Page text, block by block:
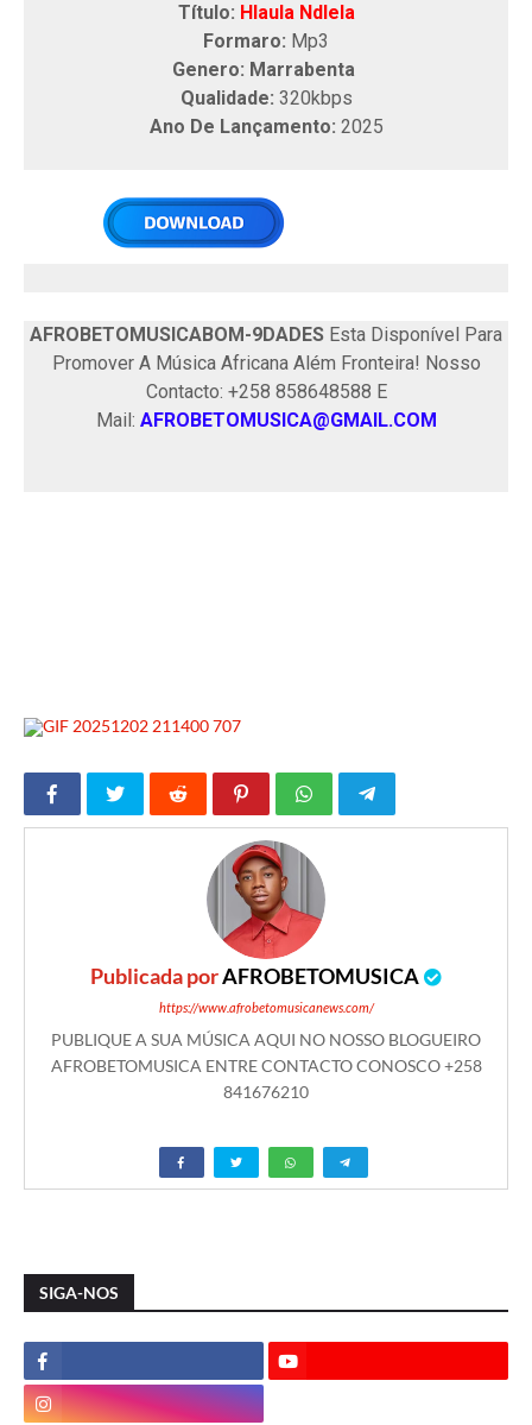
Título: Hlaula Ndlela
Formaro: Mp3
Genero: Marrabenta
Qualidade: 320kbps
Ano De Lançamento: 2025
AFROBETOMUSICABOM-9DADES Esta Disponível Para
Promover A Música Africana Além Fronteira! Nosso
Contacto: +258 858648588 E
Mail: AFROBETOMUSICA@GMAIL.COM
Publicada porAFROBETOMUSICA
https://www.afrobetomusicanews.com/
PUBLIQUE A SUA MÚSICA AQUI NO NOSSO BLOGUEIRO
AFROBETOMUSICA ENTRE CONTACTO CONOSCO +258
841676210
SIGA-NOS